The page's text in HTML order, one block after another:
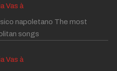
Vas à
napoletano The most
songs
Vas à